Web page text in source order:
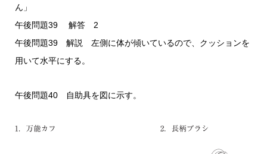
ん」
午後問題39 解答 2
午後問題39 解説 左側に体が傾いているので、クッションを
用いて水平にする。
午後問題40 自助具を図に示す。